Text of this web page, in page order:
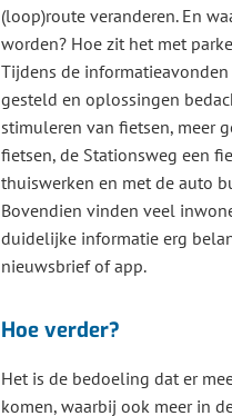
(loop)route veranderen. En
worden? Hoe zit het met
Tijdens de
gesteld en oplossingen
stimuleren van fietsen, meer
fietsen, de Stationsweg een
thuiswerken en met de auto
Bovendien vinden veel
duidelijke informatie erg
nieuwsbrief of app.
Hoe verder?
Het is de bedoeling dat er
komen, waarbij ook meer in